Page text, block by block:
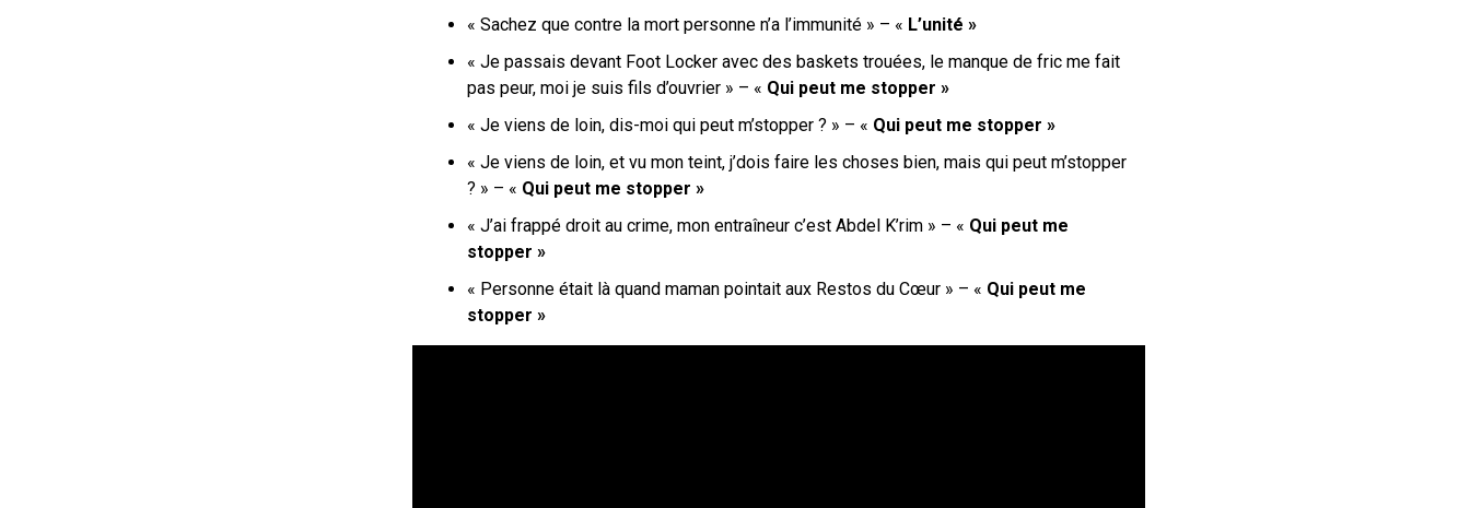
« Sachez que contre la mort personne n’a l’immunité » – « L’unité »
« Je passais devant Foot Locker avec des baskets trouées, l e manque de fric me fait
pas peur, moi je suis fils d’ouvrier » – « Qui peut me stopper »
« Je viens de loin, dis-moi qui peut m’stopper ? » – « Qui peut me stopper »
« Je viens de loin, et vu mon teint, j’dois faire les choses bien, mais qui peut m’stopper
? » – « Qui peut me stopper »
« J’ai frappé droit au crime, mon entraîneur c’est Abdel K’rim » – « Qui peut me
stopper »
« Personne était là quand maman pointait aux Restos du Cœur » – « Qui peut me
stopper »